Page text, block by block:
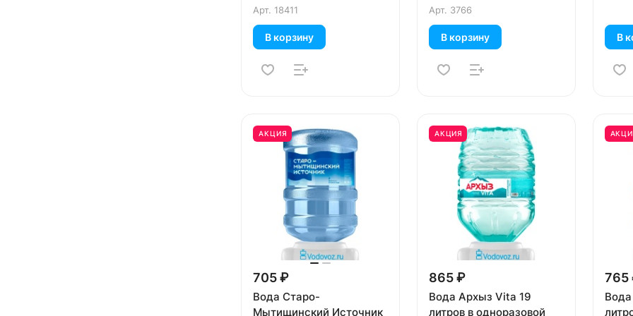
Арт. 18411
В корзину
Арт. 3766
В корзину В
АКЦИЯ
705 ₽
Вода Старо-
Мытищинский Источник
АКЦИЯ
865 ₽
Вода Архыз Vita 19
литров в одноразовой
765